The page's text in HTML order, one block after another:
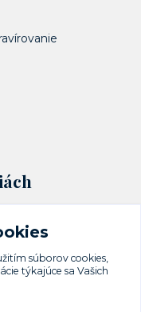
súborov cookies,
týkajúce sa Vašich